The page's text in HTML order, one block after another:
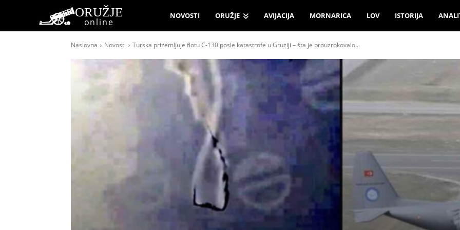
ORUŽJE
online
NOVOSTI ORUŽJE AVIJACIJA MORNARICA LOV ISTORIJA
Naslovna Novosti Turska prizemljuje flotu C-130 posle katastrofe u Gruziji – šta je prouzrokovalo...